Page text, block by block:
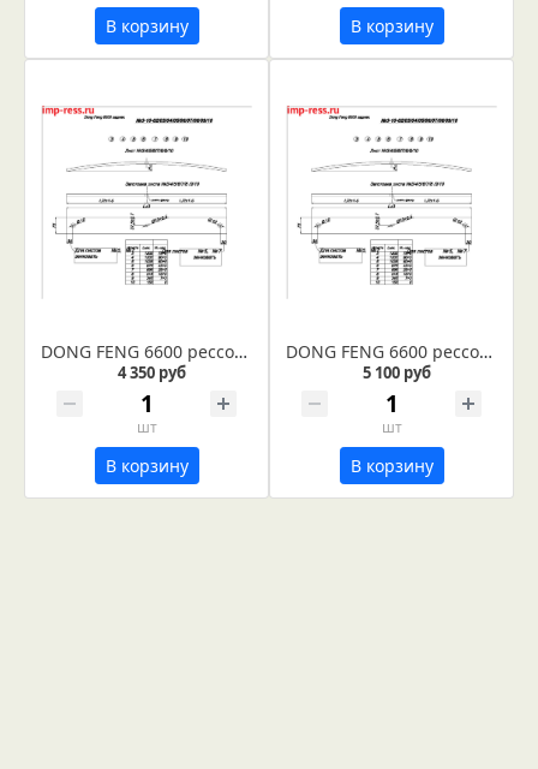
В корзину В корзину
DONG FENG 6600 рессора задняя лист № 5 (Арт. IR 03-10-05)
4 350 руб
шт
В корзину
DONG FENG 6600 рессора задняя лист № 4 (Арт. IR 03-10-04)
5 100 руб
шт
В корзину